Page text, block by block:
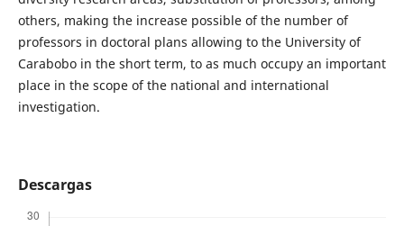
others, making the increase possible of the number of
professors in doctoral plans allowing to the University of
Carabobo in the short term, to as much occupy an important
place in the scope of the national and international
investigation.
Descargas